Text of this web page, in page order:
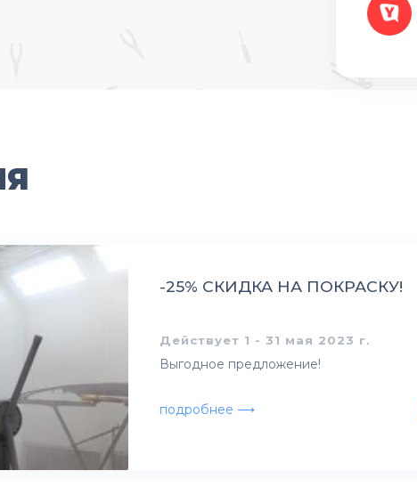
-25% СКИДКА НА ПОКРАСКУ!
Действует 1 - 31 мая 2023 г.
Выгодное предложение!
подробнее ⟶